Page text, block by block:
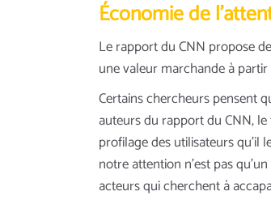
Économie de
Le rapport du CNN propose
une valeur marchande à
Certains chercheurs pensent
auteurs du rapport du CNN,
profilage des utilisateurs qu’il
notre attention n’est pas
acteurs qui cherchent à